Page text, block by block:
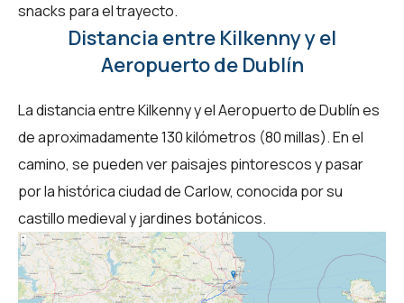
snacks para el trayecto.
Distancia entre Kilkenny y el
Aeropuerto de Dublín
La distancia entre Kilkenny y el Aeropuerto de Dublín es
de aproximadamente 130 kilómetros (80 millas). En el
camino, se pueden ver paisajes pintorescos y pasar
por la histórica ciudad de Carlow, conocida por su
castillo medieval y jardines botánicos.